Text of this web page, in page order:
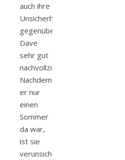
auch ihre
Unsicherheit
gegenüber
Dave
sehr gut
nachvollziehen.
Nachdem
er nur
einen
Sommer
da war,
ist sie
verunsichert,